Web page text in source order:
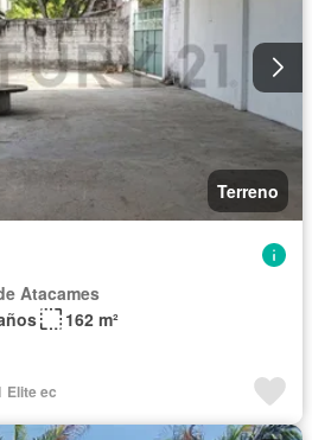
Terreno
Atacames
162 m²
Elite ec